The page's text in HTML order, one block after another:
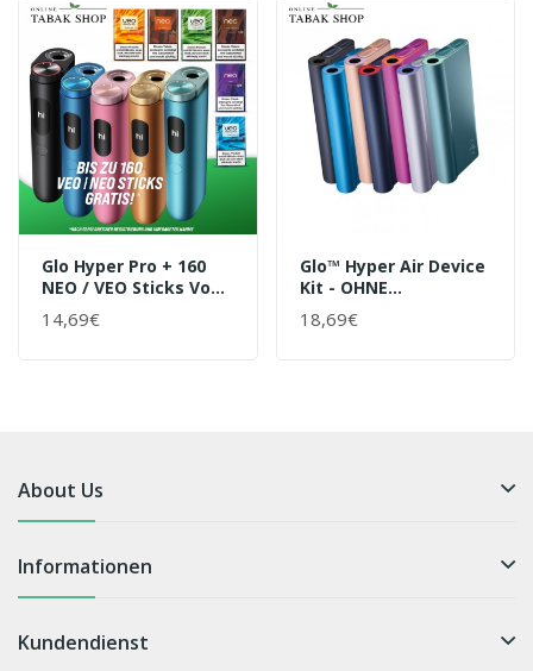
Glo Hyper Pro + 160
NEO / VEO Sticks Vom
Hersteller
14,69€
Glo™ Hyper Air Device
Kit - OHNE
REGISTRIERUNG
18,69€
About Us
Informationen
Kundendienst